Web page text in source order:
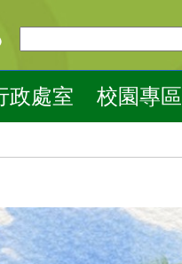
政處室 校園專區